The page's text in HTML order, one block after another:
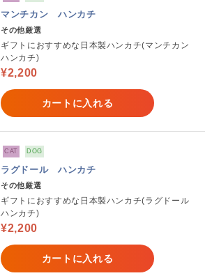
マンチカン ハンカチ
その他厳選
ギフトにおすすめな日本製ハンカチ(マンチカン
ハンカチ)
¥2,200
カートに入れる
CAT DOG
ラグドール ハンカチ
その他厳選
ギフトにおすすめな日本製ハンカチ(ラグドール
ハンカチ)
¥2,200
カートに入れる